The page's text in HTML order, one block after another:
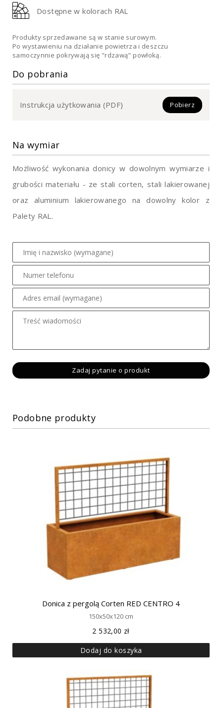
Dostępne w kolorach RAL
Produkty sprzedawane są w stanie surowym.
Po wystawieniu na działanie powietrza i deszczu
samoczynnie pokrywają się "rdzawą" powłoką.
Do pobrania
Instrukcja użytkowania (PDF) Pobierz
Na wymiar
Możliwość wykonania donicy w dowolnym wymiarze i
grubości materiału - ze stali corten, stali lakierowanej
oraz aluminium lakierowanego na dowolny kolor z
Palety RAL.
Podobne produkty
Donica z pergolą Corten RED CENTRO 4
150x50x120 cm
2 532,00 zł
Dodaj do koszyka